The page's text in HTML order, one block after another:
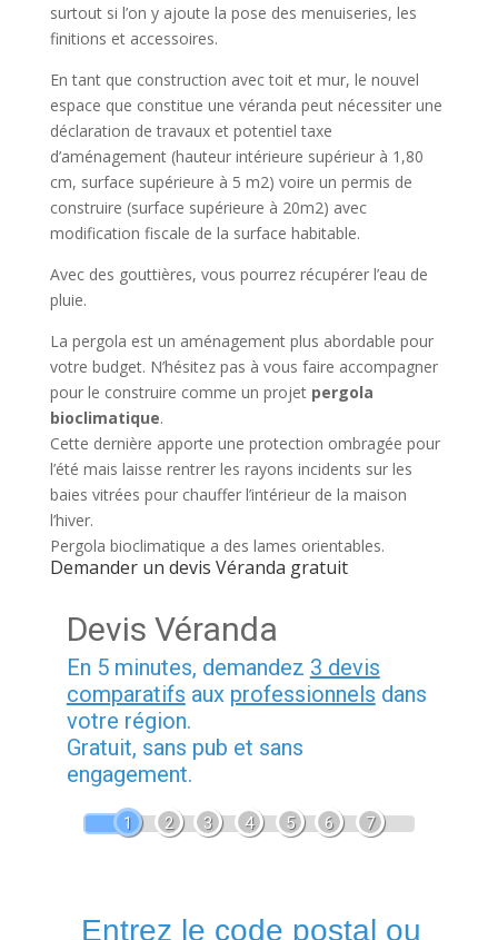
surtout si l’on y ajoute la pose des menuiseries, les
finitions et accessoires.
En tant que construction avec toit et mur, le nouvel
espace que constitue une véranda peut nécessiter une
déclaration de travaux et potentiel taxe
d’aménagement (hauteur intérieure supérieur à 1,80
cm, surface supérieure à 5 m2) voire un permis de
construire (surface supérieure à 20m2) avec
modification fiscale de la surface habitable.
Avec des gouttières, vous pourrez récupérer l’eau de
pluie.
La pergola est un aménagement plus abordable pour
votre budget. N’hésitez pas à vous faire accompagner
pour le construire comme un projet pergola
bioclimatique.
Cette dernière apporte une protection ombragée pour
l’été mais laisse rentrer les rayons incidents sur les
baies vitrées pour chauffer l’intérieur de la maison
l’hiver.
Pergola bioclimatique a des lames orientables.
Demander un devis Véranda gratuit
Devis Véranda
En 5 minutes, demandez 3 devis
comparatifs aux professionnels dans
votre région.
Gratuit, sans pub et sans
engagement.
1 2 3 4 5 6 7
Entrez le code postal ou